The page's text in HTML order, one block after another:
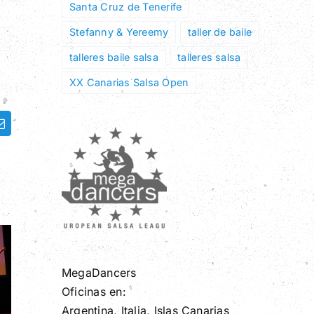
electrónico
Santa Cruz de Tenerife
Stefanny & Yereemy taller de baile
talleres baile salsa talleres salsa
XX Canarias Salsa Open
MegaDancers
Oficinas en:
Argentina, Italia, Islas Canarias